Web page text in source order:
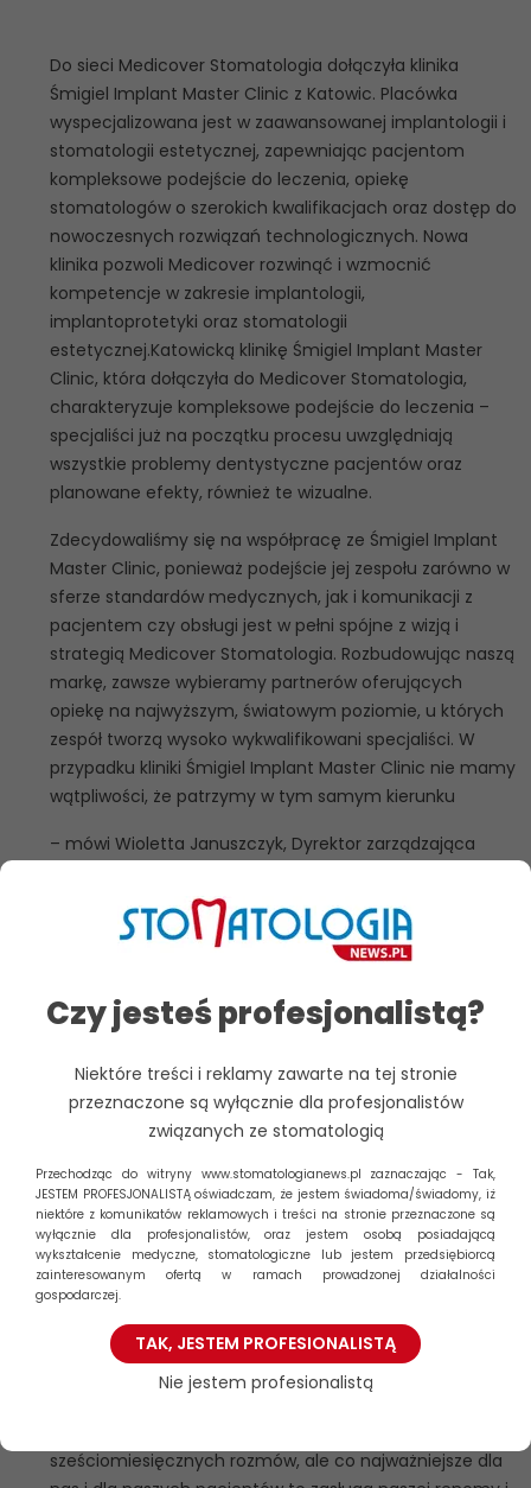
Czy jesteś profesjonalistą?
Niektóre treści i reklamy zawarte na tej stronie
przeznaczone są wyłącznie dla profesjonalistów
związanych ze stomatologią
Przechodząc do witryny www.stomatologianews.pl zaznaczając - Tak,
JESTEM PROFESJONALISTĄ oświadczam, że jestem świadoma/świadomy, iż
niektóre z komunikatów reklamowych i treści na stronie przeznaczone są
wyłącznie dla profesjonalistów, oraz jestem osobą posiadającą
wykształcenie medyczne, stomatologiczne lub jestem przedsiębiorcą
zainteresowanym ofertą w ramach prowadzonej działalności
gospodarczej.
TAK, JESTEM PROFESIONALISTĄ
Nie jestem profesionalistą
Do sieci Medicover Stomatologia dołączyła klinika
Śmigiel Implant Master Clinic z Katowic. Placówka
wyspecjalizowana jest w zaawansowanej implantologii i
stomatologii estetycznej, zapewniając pacjentom
kompleksowe podejście do leczenia, opiekę
stomatologów o szerokich kwalifikacjach oraz dostęp do
nowoczesnych rozwiązań technologicznych. Nowa
klinika pozwoli Medicover rozwinąć i wzmocnić
kompetencje w zakresie implantologii,
implantoprotetyki oraz stomatologii
estetycznej.Katowicką klinikę Śmigiel Implant Master
Clinic, która dołączyła do Medicover Stomatologia,
charakteryzuje kompleksowe podejście do leczenia –
specjaliści już na początku procesu uwzględniają
wszystkie problemy dentystyczne pacjentów oraz
planowane efekty, również te wizualne.
Zdecydowaliśmy się na współpracę ze Śmigiel Implant
Master Clinic, ponieważ podejście jej zespołu zarówno w
sferze standardów medycznych, jak i komunikacji z
pacjentem czy obsługi jest w pełni spójne z wizją i
strategią Medicover Stomatologia. Rozbudowując naszą
markę, zawsze wybieramy partnerów oferujących
opiekę na najwyższym, światowym poziomie, u których
zespół tworzą wysoko wykwalifikowani specjaliści. W
przypadku kliniki Śmigiel Implant Master Clinic nie mamy
wątpliwości, że patrzymy w tym samym kierunku
– mówi Wioletta Januszczyk, Dyrektor zarządzająca
Clinic posiada wysokie kompetencje w zakresie
stomatologii estetycznej, leczenia implantologicznego i
protetycznego, a pracujący tu lekarze należą do
Implantologii. Klinika wyposażona jest w
skanery wewnątrzustne, cyfrową tomografię stożkową,
mikroskopy stomatologiczne czy radiowizjografię
cyfrową. Pacjenci mogą wykonać dzięki temu wszystkie
małe zdjęcia zębowe, jak i tomografię stożkową
potrzebną między innymi do zabiegu implantacji, a
także do leczenia kanałowego czy usunięcia na przykład
zatrzymanych ósemek.
Jest nam niezwykle miło, że firma Medicover,
dostrzegając naszą siłę na rynku stomatologicznym,
podjęła decyzję o rozpoczęciu współpracy z kliniką
sześciomiesięcznych rozmów, ale co najważniejsze dla